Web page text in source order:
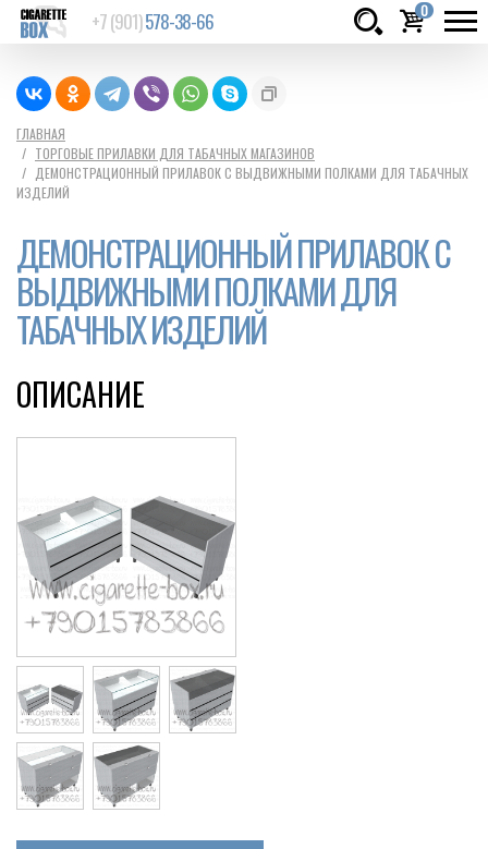
+7 (901)578-38-66 0
ГЛАВНАЯ
ТОРГОВЫЕ ПРИЛАВКИ ДЛЯ ТАБАЧНЫХ МАГАЗИНОВ
ДЕМОНСТРАЦИОННЫЙ ПРИЛАВОК С ВЫДВИЖНЫМИ ПОЛКАМИ ДЛЯ ТАБАЧНЫХ
ИЗДЕЛИЙ
ДЕМОНСТРАЦИОННЫЙ ПРИЛАВОК С
ВЫДВИЖНЫМИ ПОЛКАМИ ДЛЯ
ТАБАЧНЫХ ИЗДЕЛИЙ
ОПИСАНИЕ